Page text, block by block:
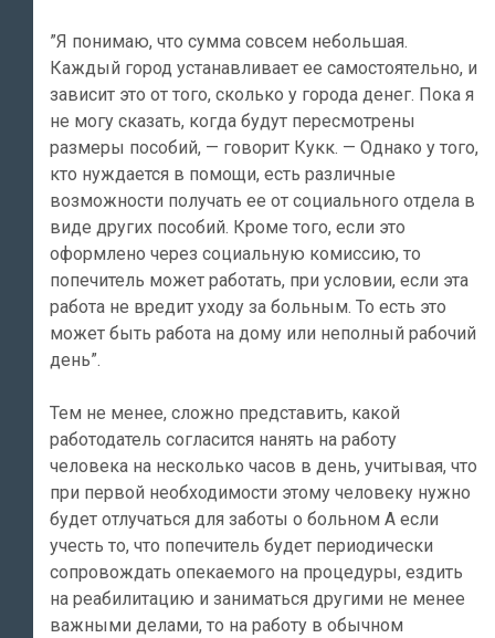
”Я понимаю, что сумма совсем небольшая.
Каждый город устанавливает ее самостоятельно, и
зависит это от того, сколько у города денег. Пока я
не могу сказать, когда будут пересмотрены
размеры пособий, — говорит Кукк. — Однако у того,
кто нуждается в помощи, есть различные
возможности получать ее от социального отдела в
виде других пособий. Кроме того, если это
оформлено через социальную комиссию, то
попечитель может работать, при условии, если эта
работа не вредит уходу за больным. То есть это
может быть работа на дому или неполный рабочий
день”.
Тем не менее, сложно представить, какой
работодатель согласится нанять на работу
человека на несколько часов в день, учитывая, что
при первой необходимости этому человеку нужно
будет отлучаться для заботы о больном А если
учесть то, что попечитель будет периодически
сопровождать опекаемого на процедуры, ездить
на реабилитацию и заниматься другими не менее
важными делами, то на работу в обычном